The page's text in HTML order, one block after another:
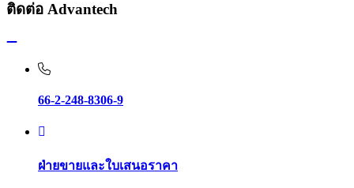
ติดต่อ Advantech
66-2-248-8306-9
ฝ่ายขายและใบเสนอราคา